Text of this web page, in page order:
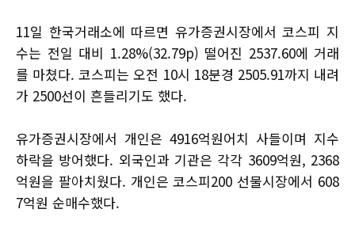
11일 한국거래소에 따르면 유가증권시장에서 코스피 지
수는 전일 대비 1.28%(32.79p) 떨어진 2537.60에 거래
를 마쳤다. 코스피는 오전 10시 18분경 2505.91까지 내려
가 2500선이 흔들리기도 했다.
유가증권시장에서 개인은 4916억원어치 사들이며 지수
하락을 방어했다. 외국인과 기관은 각각 3609억원, 2368
억원을 팔아치웠다. 개인은 코스피200 선물시장에서 608
7억원 순매수했다.